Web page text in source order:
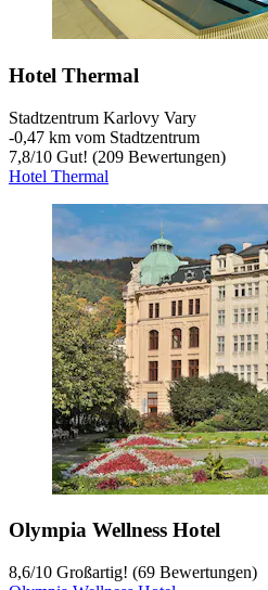
Hotel Thermal
Stadtzentrum Karlovy Vary
‐0,47 km vom Stadtzentrum
7,8/10 Gut! (209 Bewertungen)
Hotel Thermal
Olympia Wellness Hotel
8,6/10 Großartig! (69 Bewertungen)